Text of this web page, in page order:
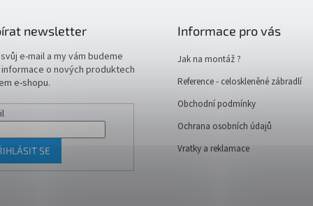
newsletter
e-mail a my vám budeme
o nových produktech
e-shopu.
SE
Informace pro vás
Jak na montáž ?
Reference - celoskleněné zábradlí
Obchodní podmínky
Ochrana osobních údajů
Vratky a reklamace